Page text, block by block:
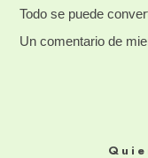
Todo se puede
Un comentario de